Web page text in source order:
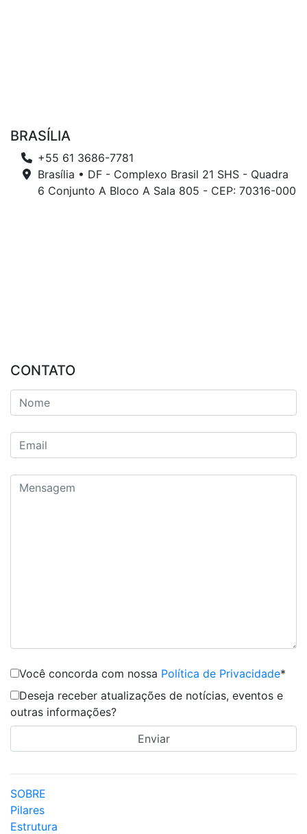
BRASÍLIA
+55 61 3686-7781
Brasília • DF - Complexo Brasil 21 SHS - Quadra
6 Conjunto A Bloco A Sala 805 - CEP: 70316-000
CONTATO
Você concorda com nossa Política de Privacidade*
Deseja receber atualizações de notícias, eventos e
outras informações?
SOBRE
Pilares
Estrutura